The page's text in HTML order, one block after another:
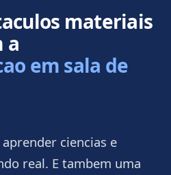
materiais
a
em sala de
ciencias e
real. E tambem uma